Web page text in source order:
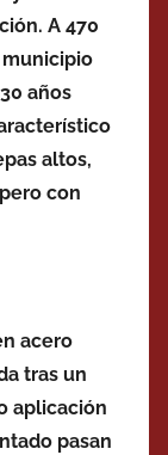
A 470
años
altos,
con
acero
tras un
aplicación
pasan